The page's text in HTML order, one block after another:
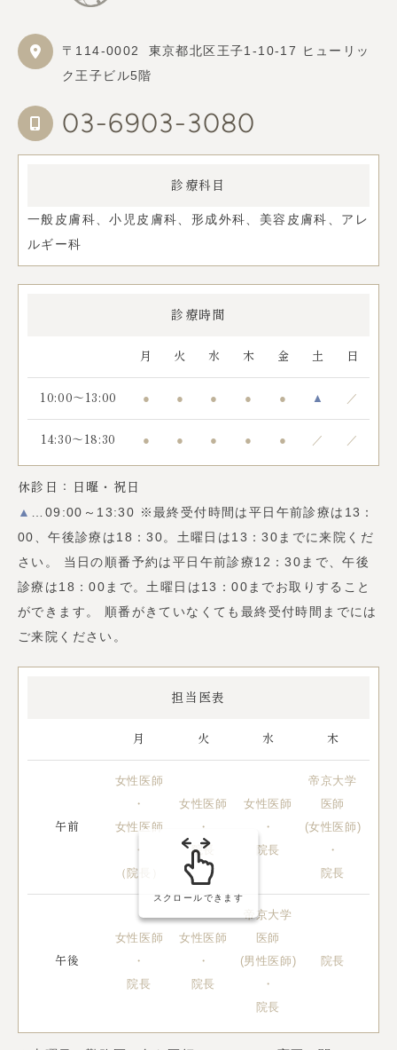
〒114-0002
東京都北区王子1-10-17 ヒューリッ
ク王子ビル5階
03-6903-3080
診療科目
一般皮膚科、小児皮膚科、形成外科、美容皮膚科、アレ
ルギー科
診療時間
月 火 水 木 金 土 日
10:00～13:00 ● ● ● ● ● ▲ ／
14:30～18:30 ● ● ● ● ● ／ ／
休診日：日曜・祝日
▲ …09:00～13:30 ※最終受付時間は平日午前診療は13：
00、午後診療は18：30。土曜日は13：30までに来院くだ
さい。 当日の順番予約は平日午前診療12：30まで、午後
診療は18：00まで。土曜日は13：00までお取りすること
ができます。 順番がきていなくても最終受付時間までには
ご来院ください。
担当医表
月 火 水 木
午前
女性医師
・
女性医師
・
（院長）
女性医師
・
院長
女性医師
・
院長
帝京大学
医師
(女性医師)
・
院長
午後
女性医師
・
院長
女性医師
・
院長
帝京大学
医師
(男性医師)
・
院長
院長
スクロールできます